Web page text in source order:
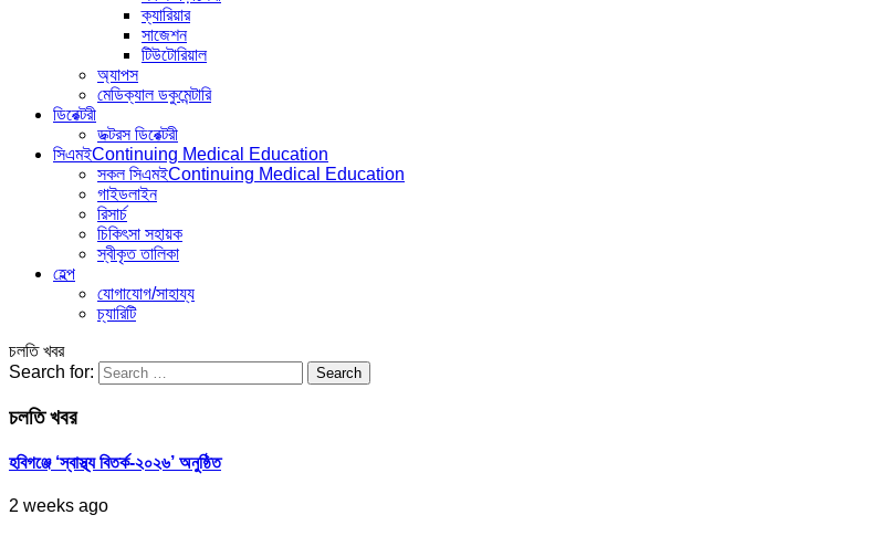
ক্যারিয়ার
সাজেশন
টিউটোরিয়াল
অ্যাপস
মেডিক্যাল ডকুমেন্টারি
ডিরেক্টরী
ডক্টরস ডিরেক্টরী
সিএমইContinuing Medical Education
সকল সিএমইContinuing Medical Education
গাইডলাইন
রিসার্চ
চিকিৎসা সহায়ক
স্বীকৃত তালিকা
হেল্প
যোগাযোগ/সাহায্য
চ্যারিটি
চলতি খবর
Search for:
চলতি খবর
হবিগঞ্জে ‘স্বাস্থ্য বিতর্ক-২০২৬’ অনুষ্ঠিত
2 weeks ago